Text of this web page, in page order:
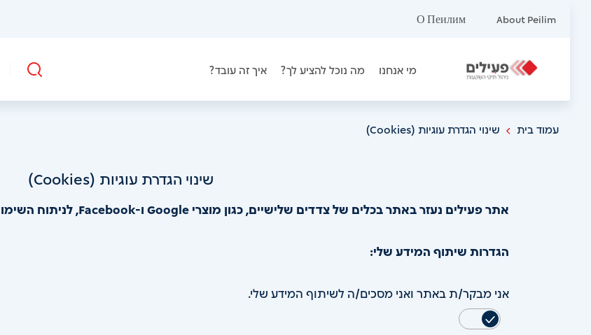
About Peilim
О Пеилим
מי אנחנו מה נוכל להציע לך? איך זה עובד?
עמוד בית שינוי הגדרת עוגיות (Cookies)
שינוי הגדרת עוגיות (Cookies)
אתר פעילים נעזר באתר בכלים של צדדים שלישיים, כגון מוצרי Google ו-Facebook, לניתוח השימוש באתר ולצרכי פרסום מותאם.
הגדרות שיתוף המידע שלי:
אני מבקר/ת באתר ואני מסכים/ה לשיתוף המידע שלי.